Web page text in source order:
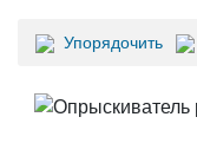
Упорядочить